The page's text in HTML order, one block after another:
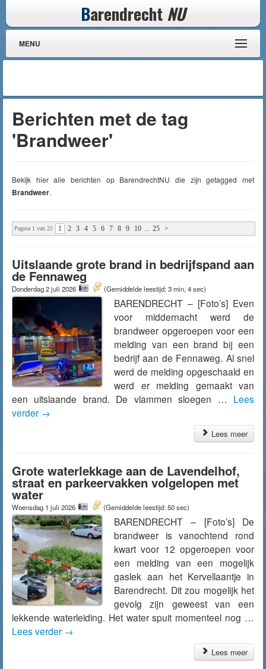
Barendrecht NU
MENU
Berichten met de tag
'Brandweer'
Bekijk hier alle berichten op BarendrechtNU die zijn getagged met
Brandweer.
Pagina 1 van 25 1 2 3 4 5 6 7 8 9 10 ... 25 >
Uitslaande grote brand in bedrijfspand aan
de Fennaweg
Donderdag 2 juli 2026 (Gemiddelde leestijd: 3 min, 4 sec)
BARENDRECHT – [Foto’s] Even
voor middernacht werd de
brandweer opgeroepen voor een
melding van een brand bij een
bedrijf aan de Fennaweg. Al snel
werd de melding opgeschaald en
werd er melding gemaakt van
een uitslaande brand. De vlammen sloegen … Lees
verder →
Lees meer
Grote waterlekkage aan de Lavendelhof,
straat en parkeervakken volgelopen met
water
Woensdag 1 juli 2026 (Gemiddelde leestijd: 50 sec)
BARENDRECHT – [Foto’s] De
brandweer is vanochtend rond
kwart voor 12 opgeroepen voor
een melding van een mogelijk
gaslek aan het Kervellaantje in
Barendrecht. Dit zou mogelijk het
gevolg zijn geweest van een
lekkende waterleiding. Het water spuit momenteel nog …
Lees verder →
Lees meer